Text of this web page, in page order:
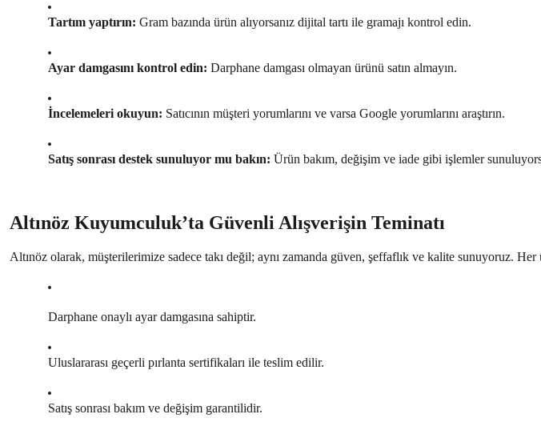
Tartım yaptırın: Gram bazında ürün alıyorsanız dijital tartı ile gramajı kontrol edin.
Ayar damgasını kontrol edin: Darphane damgası olmayan ürünü satın almayın.
İncelemeleri okuyun: Satıcının müşteri yorumlarını ve varsa Google yorumlarını araştırın.
Satış sonrası destek sunuluyor mu bakın: Ürün bakım, değişim ve iade gibi işlemler
Altınöz Kuyumculuk’ta Güvenli Alışverişin Teminatı
Altınöz olarak, müşterilerimize sadece takı değil; aynı zamanda güven, şeffaflık ve kalite sunuyoruz. Her
Darphane onaylı ayar damgasına sahiptir.
Uluslararası geçerli pırlanta sertifikaları ile teslim edilir.
Satış sonrası bakım ve değişim garantilidir.